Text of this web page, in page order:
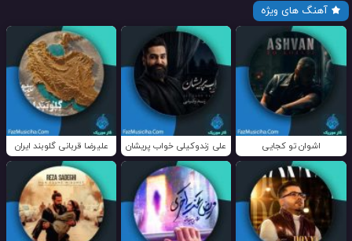
آهنگ های ویژه
اشوان تو کجایی علی زندوکیلی خواب پریشان علیرضا قربانی گلوبند ایران